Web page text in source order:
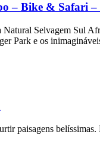
– Bike & Safari –
Selvagem Sul
Park e os
paisagens